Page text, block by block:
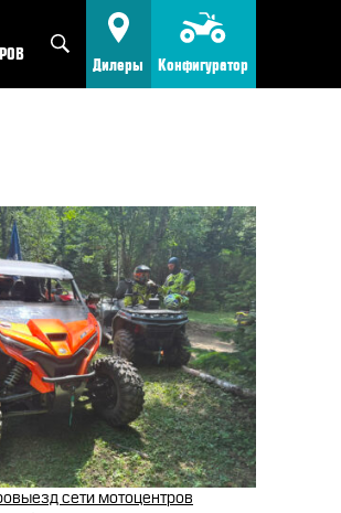
Дилеры Конфигуратор
сети мотоцентров